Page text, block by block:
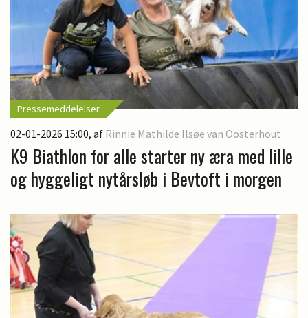
Pressemeddelelser
02-01-2026 15:00, af Rinnie Mathilde Ilsøe van Oosterhout
K9 Biathlon for alle starter ny æra med lille
og hyggeligt nytårsløb i Bevtoft i morgen